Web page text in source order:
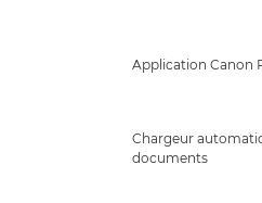
Application Canon
Chargeur
documents